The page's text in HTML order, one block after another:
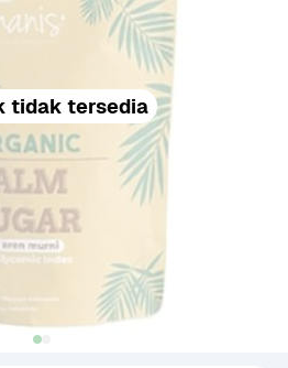
tidak tersedia